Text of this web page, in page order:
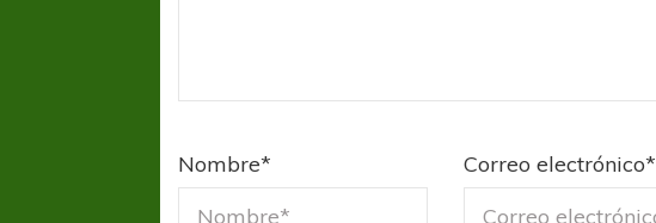
Nombre* Correo electrónico*